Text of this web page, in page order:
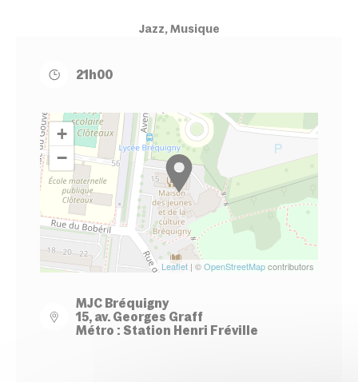
Jazz, Musique
21h00
+
−
Leaflet | ©OpenStreetMapcontributors
MJC Bréquigny
15, av. Georges Graff
Métro : Station Henri Fréville